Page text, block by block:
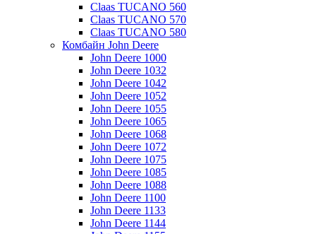
Claas TUCANO 560
Claas TUCANO 570
Claas TUCANO 580
Комбайн John Deere
John Deere 1000
John Deere 1032
John Deere 1042
John Deere 1052
John Deere 1055
John Deere 1065
John Deere 1068
John Deere 1072
John Deere 1075
John Deere 1085
John Deere 1088
John Deere 1100
John Deere 1133
John Deere 1144